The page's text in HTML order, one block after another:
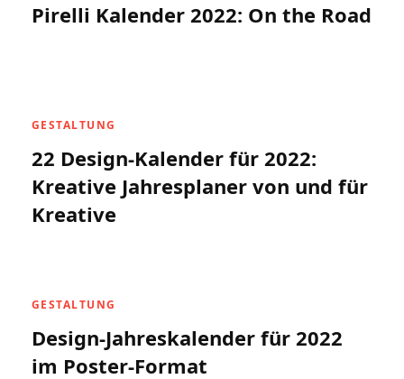
Pirelli Kalender 2022: On the Road
GESTALTUNG
22 Design-Kalender für 2022:
Kreative Jahresplaner von und für
Kreative
GESTALTUNG
Design-Jahreskalender für 2022
im Poster-Format